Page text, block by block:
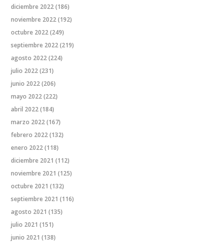
diciembre 2022(186)
noviembre 2022(192)
octubre 2022(249)
septiembre 2022(219)
agosto 2022(224)
julio 2022(231)
junio 2022(206)
mayo 2022(222)
abril 2022(184)
marzo 2022(167)
febrero 2022(132)
enero 2022(118)
diciembre 2021 (112)
noviembre 2021 (125)
octubre 2021 (132)
septiembre 2021 (116)
agosto 2021 (135)
julio 2021 (151)
junio 2021 (138)